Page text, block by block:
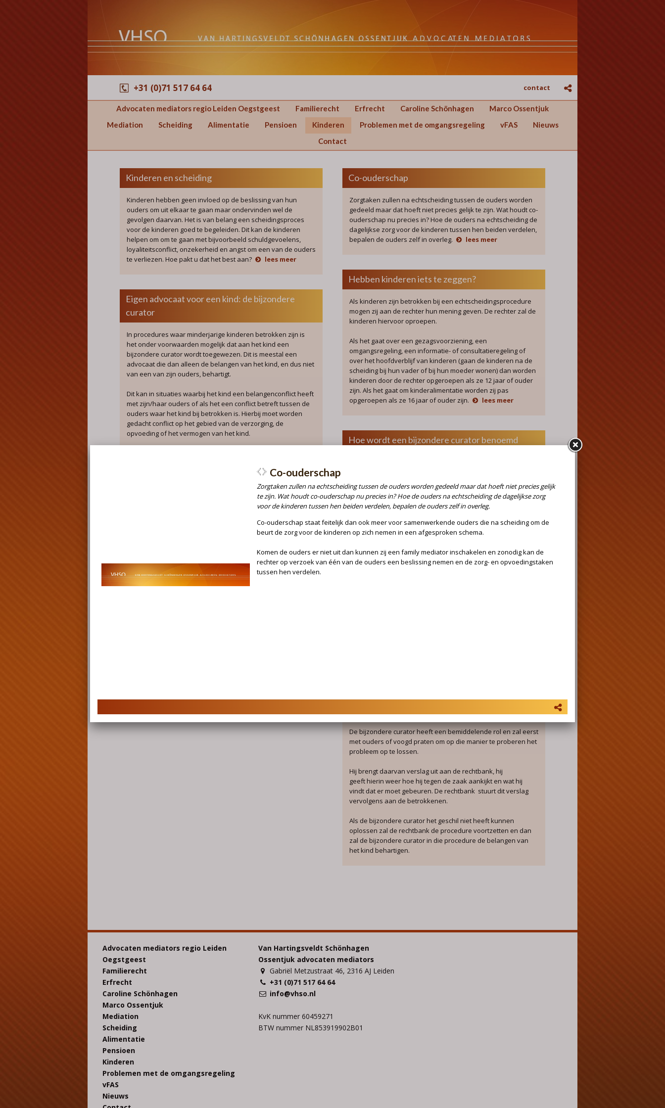
+31 (0)71 517 64 64 contact
Advocaten mediators regio Leiden Oegstgeest Familierecht Erfrecht Caroline Schönhagen
Marco Ossentjuk
Mediation
Scheiding Alimentatie Pensioen Kinderen Problemen met de omgangsregeling vFAS
Nieuws
Contact
Kinderen en scheiding
Kinderen hebben geen invloed op de beslissing van hun
ouders om uit elkaar te gaan maar ondervinden wel de
gevolgen daarvan. Het is van belang een scheidingsproces
voor de kinderen goed te begeleiden. Dit kan de kinderen
helpen om om te gaan met bijvoorbeeld schuldgevoelens,
loyaliteitsconflict, onzekerheid en angst om een van de ouders
te verliezen. Hoe pakt u dat het best aan?
lees meer
Co-ouderschap
Zorgtaken zullen na echtscheiding tussen de ouders worden
gedeeld maar dat hoeft niet precies gelijk te zijn. Wat houdt co-
ouderschap nu precies in? Hoe de ouders na echtscheiding de
dagelijkse zorg voor de kinderen tussen hen beiden verdelen,
bepalen de ouders zelf in overleg.
lees meer
Hebben kinderen iets te zeggen?
Als kinderen zijn betrokken bij een echtscheidingsprocedure
mogen zij aan de rechter hun mening geven. De rechter zal de
kinderen hiervoor oproepen.
Als het gaat over een gezagsvoorziening, een
omgangsregeling, een informatie- of consultatieregeling of
over het hoofdverblijf van kinderen (gaan de kinderen na de
scheiding bij hun vader of bij hun moeder wonen) dan worden
kinderen door de rechter opgeroepen als ze 12 jaar of ouder
zijn. Als het gaat om kinderalimentatie worden zij pas
opgeroepen als ze 16 jaar of ouder zijn.
lees meer
Eigen advocaat voor een kind: de bijzondere
curator
In procedures waar minderjarige kinderen betrokken zijn is
het onder voorwaarden mogelijk dat aan het kind een
bijzondere curator wordt toegewezen. Dit is meestal een
advocaat die dan alleen de belangen van het kind, en dus niet
van een van zijn ouders, behartigt.
Dit kan in situaties waarbij het kind een belangenconflict heeft
met zijn/haar ouders of als het een conflict betreft tussen de
ouders waar het kind bij betrokken is. Hierbij moet worden
gedacht conflict op het gebied van de verzorging, de
opvoeding of het vermogen van het kind.
Hoe wordt een bijzondere curator benoemd
dergelijk verzoek kan worden ingediend door het kind zelf, de
(pleeg)ouders of de voogd van het kind of door de
voogdijinstelling. Als een kind een verzoek om een bijzondere
curator wil indienen kan dat door het sturen van een brief of
e-mail van het kind zelf aan de rechtbank.
nog geen sprake is van een procedure. Daarnaast is het
mogelijk dat de rechter zelf in een lopende procedure – dus
Hoe werkt de benoeming van een bijzondere
Daarvoor moet bij de rechtbank een verzoek worden
ingediend om een bijzondere curator te benoemen. Een
dergelijk verzoek kan worden ingediend door het kind zelf, de
(pleeg)ouders of de voogd van het kind, of door een voogdij-
instelling. Als een kind een verzoek om een bijzondere curator
wil indienen kan dat door middel van een brief of e-mail van
het kind zelf aan de rechtbank.
Dit kan in een lopende procedure maar dit kan ook als er nog
betrokkenen en eventueel derden (school, pleegouders,
De bijzondere curator heeft een bemiddelende rol en zal eerst
met ouders of voogd praten om op die manier te proberen het
probleem op te lossen.
Hij brengt daarvan verslag uit aan de rechtbank, hij
geeft hierin weer hoe hij tegen de zaak aankijkt en wat hij
vindt dat er moet gebeuren. De rechtbank stuurt dit verslag
vervolgens aan de betrokkenen.
Als de bijzondere curator het geschil niet heeft kunnen
oplossen zal de rechtbank de procedure voortzetten en dan
zal de bijzondere curator in die procedure de belangen van
het kind behartigen.
Advocaten mediators regio Leiden
Oegstgeest
Familierecht
Erfrecht
Caroline Schönhagen
Marco Ossentjuk
Mediation
Scheiding
Alimentatie
Pensioen
Kinderen
Problemen met de omgangsregeling
vFAS
Nieuws
Van Hartingsveldt Schönhagen
Ossentjuk advocaten mediators
Gabriël Metzustraat 46, 2316 AJ Leiden
+31 (0)71 517 64 64
info@vhso.nl
KvK nummer 60459271
BTW nummer NL853919902B01